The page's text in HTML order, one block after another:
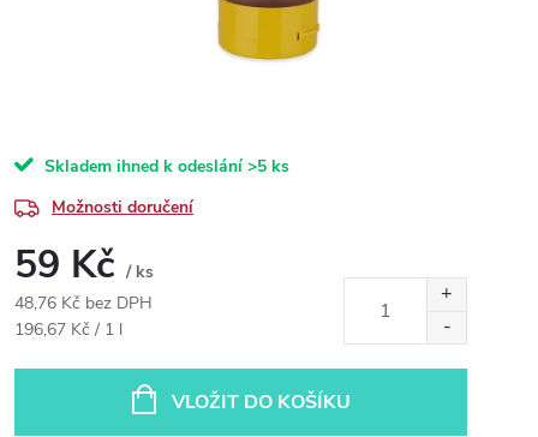
Skladem ihned k odeslání >5 ks
Možnosti doručení
59 Kč / ks
48,76 Kč bez DPH
Měrná
196,67 Kč / 1 l
VLOŽIT DO KOŠÍKU